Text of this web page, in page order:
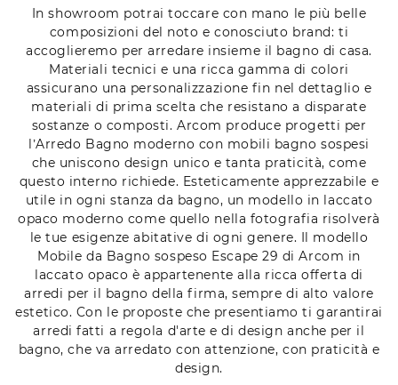
In showroom potrai toccare con mano le più belle
composizioni del noto e conosciuto brand: ti
accoglieremo per arredare insieme il bagno di casa.
Materiali tecnici e una ricca gamma di colori
assicurano una personalizzazione fin nel dettaglio e
materiali di prima scelta che resistano a disparate
sostanze o composti. Arcom produce progetti per
l’Arredo Bagno moderno con mobili bagno sospesi
che uniscono design unico e tanta praticità, come
questo interno richiede. Esteticamente apprezzabile e
utile in ogni stanza da bagno, un modello in laccato
opaco moderno come quello nella fotografia risolverà
le tue esigenze abitative di ogni genere. Il modello
Mobile da Bagno sospeso Escape 29 di Arcom in
laccato opaco è appartenente alla ricca offerta di
arredi per il bagno della firma, sempre di alto valore
estetico. Con le proposte che presentiamo ti garantirai
arredi fatti a regola d'arte e di design anche per il
bagno, che va arredato con attenzione, con praticità e
design.